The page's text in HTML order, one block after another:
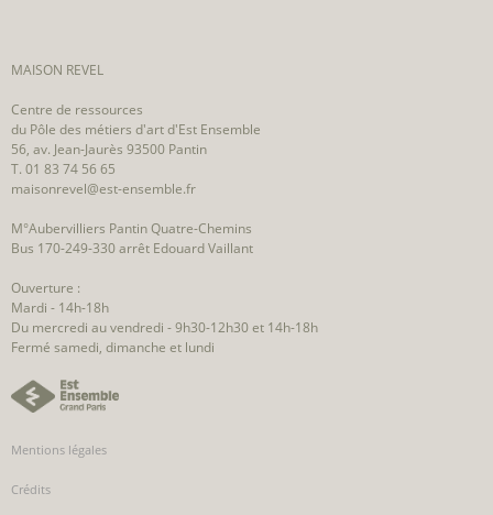
MAISON REVEL
Centre de ressources
du Pôle des métiers d'art d'Est Ensemble
56, av. Jean-Jaurès 93500 Pantin
T. 01 83 74 56 65
maisonrevel@est-ensemble.fr
M°Aubervilliers Pantin Quatre-Chemins
Bus 170-249-330 arrêt Edouard Vaillant
Ouverture :
Mardi - 14h-18h
Du mercredi au vendredi - 9h30-12h30 et 14h-18h
Fermé samedi, dimanche et lundi
Mentions légales
Crédits